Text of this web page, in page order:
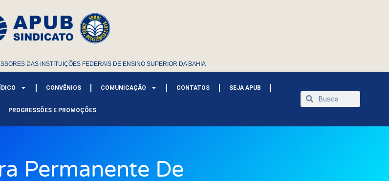
DAS INSTITUIÇÕES FEDERAIS DE ENSINO SUPERIOR DA BAHIA
CONVÊNIOS COMUNICAÇÃO CONTATOS SEJA APUB
PROGRESSÕES E PROMOÇÕES
Permanente De